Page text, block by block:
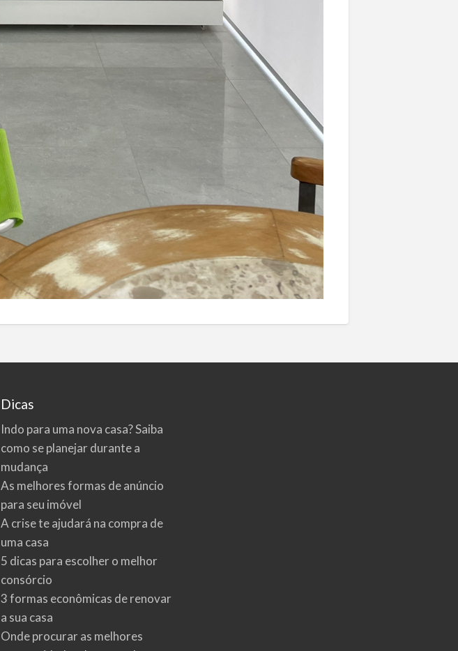
Dicas
Indo para uma nova casa? Saiba
como se planejar durante a
mudança
As melhores formas de anúncio
para seu imóvel
A crise te ajudará na compra de
uma casa
5 dicas para escolher o melhor
consórcio
3 formas econômicas de renovar
a sua casa
Onde procurar as melhores